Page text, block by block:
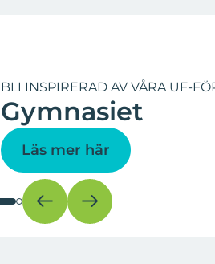
BLI INSPIRERAD AV VÅRA UF-
Gymnasiet
Läs mer här